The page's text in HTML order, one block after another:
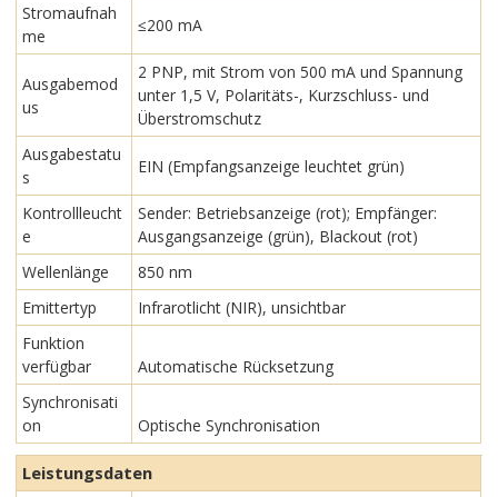
Stromaufnah
me
≤200 mA
Ausgabemod
us
2 PNP, mit Strom von 500 mA und Spannung
unter 1,5 V, Polaritäts-, Kurzschluss- und
Überstromschutz
Ausgabestatu
s
EIN (Empfangsanzeige leuchtet grün)
Kontrollleucht
e
Sender: Betriebsanzeige (rot); Empfänger:
Ausgangsanzeige (grün), Blackout (rot)
Wellenlänge
850 nm
Emittertyp
Infrarotlicht (NIR), unsichtbar
Funktion
verfügbar
Automatische Rücksetzung
Synchronisati
on
Optische Synchronisation
Leistungsdaten